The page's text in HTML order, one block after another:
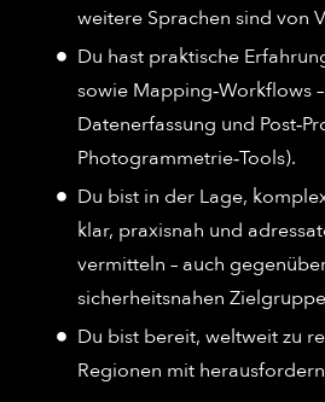
weitere Sprachen sind von
Du hast praktische
sowie Mapping‑Workflows
Datenerfassung und
Photogrammetrie‑Tools).​
Du bist in der Lage,
klar, praxisnah und
vermitteln – auch
sicherheitsnahen
Du bist bereit, weltweit zu
Regionen mit